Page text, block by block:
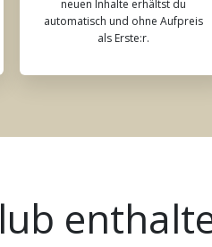
neuen Inhalte erhältst du
automatisch und ohne Aufpreis
als Erste:r.